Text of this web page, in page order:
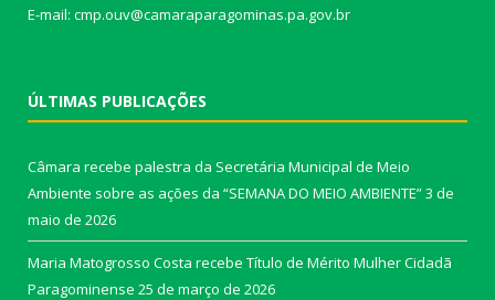
E-mail: cmp.ouv@camaraparagominas.pa.gov.br
ÚLTIMAS PUBLICAÇÕES
Câmara recebe palestra da Secretária Municipal de Meio
Ambiente sobre as ações da “SEMANA DO MEIO AMBIENTE”3 de
maio de 2026
Maria Matogrosso Costa recebe Título de Mérito Mulher Cidadã
Paragominense 25 de março de 2026